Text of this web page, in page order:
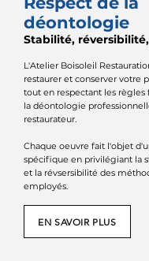
déontologie
Stabilité,
L'Atelier Boisoleil
restaurer et conserver votre
tout en respectant les règles
la déontologie
restaurateur.
Chaque oeuvre fait l'objet
spécifique en privilégiant la
et la révsersibilité des
employés.
EN SAVOIR PLUS